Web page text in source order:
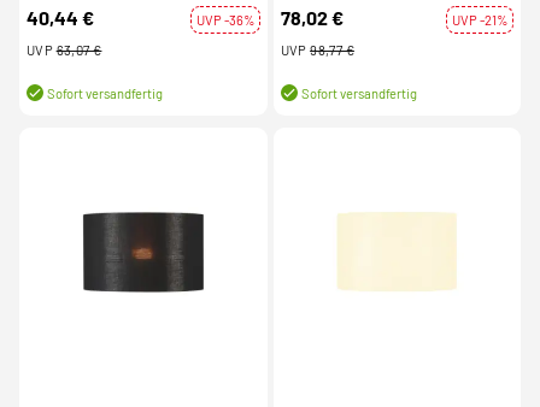
40,44 €
UVP -36%
UVP 63,07 €
Sofort versandfertig
78,02 €
UVP -21%
UVP 98,77 €
Sofort versandfertig